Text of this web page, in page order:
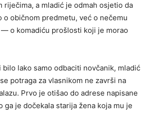
riječima, a mladić je odmah osjetio da
o običnom predmetu, već o nečemu
o komadiću prošlosti koji je morao
bilo lako samo odbaciti novčanik, mladić
potraga za vlasnikom ne završi na
Prvo je otišao do adrese napisane
ga je dočekala starija žena koja mu je